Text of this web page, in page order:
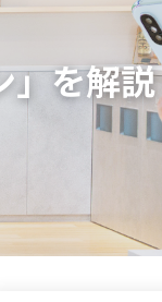
」を解説